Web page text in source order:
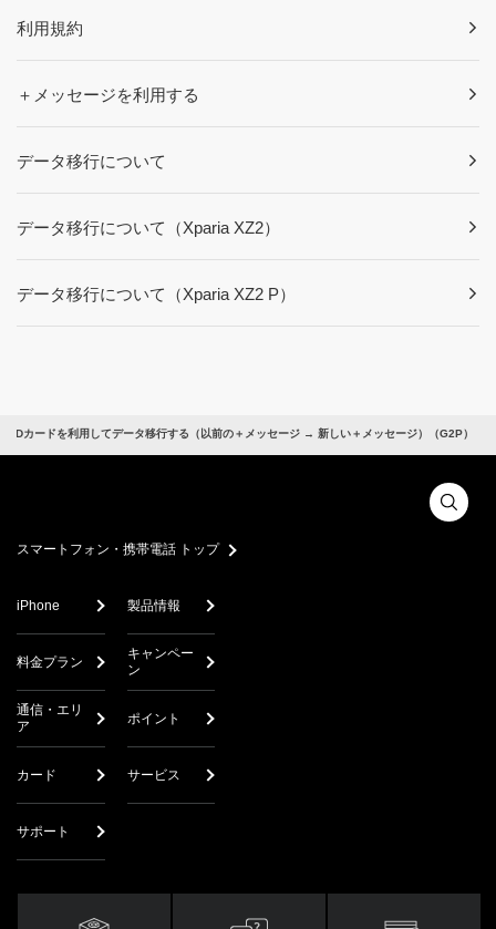
利用規約
＋メッセージを利用する
データ移行について
データ移行について（Xparia XZ2）
データ移行について（Xparia XZ2 P）
SDカードを利用してデータ移行する（以前の＋メッセージ → 新しい＋メッセージ）（G2P）
スマートフォン・携帯電話 トップ
iPhone 製品情報
料金プラン
キャンペー
ン
通信・エリ
ア
ポイント
カード サービス
サポート